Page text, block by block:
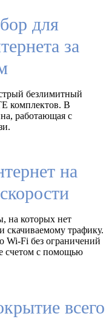
для
за
безлимитный
комплектов. В
работающая с
на
на которых нет
скачиваемому трафику.
Wi-Fi без ограничений
счетом с помощью
всего